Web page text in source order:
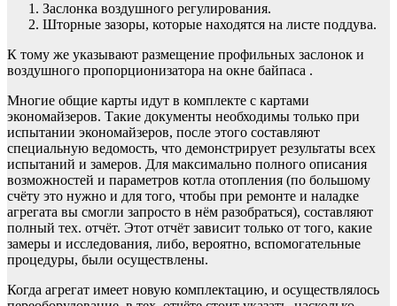
Заслонка воздушного регулирования.
Шторные зазоры, которые находятся на листе поддува.
К тому же указывают размещение профильных заслонок и
воздушного пропорционизатора на окне байпаса .
Многие общие карты идут в комплекте с картами
экономайзеров. Такие документы необходимы только при
испытании экономайзеров, после этого составляют
специальную ведомость, что демонстрирует результаты всех
испытаний и замеров. Для максимально полного описания
возможностей и параметров котла отопления (по большому
счёту это нужно и для того, чтобы при ремонте и наладке
агрегата вы смогли запросто в нём разобраться), составляют
полный тех. отчёт. Этот отчёт зависит только от того, какие
замеры и исследования, либо, вероятно, вспомогательные
процедуры, были осуществлены.
Когда агрегат имеет новую комплектацию, и осуществлялось